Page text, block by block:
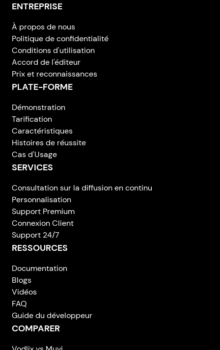
ENTREPRISE
À propos de nous
Politique de confidentialité
Conditions d'utilisation
Accord de l'éditeur
Prix et reconnaissances
PLATE-FORME
Démonstration
Tarification
Caractéristiques
Histoires de réussite
Cas d'Usage
SERVICES
Consultation sur la diffusion en continu
Personnalisation
Support Premium
Connexion Client
Support 24/7
RESSOURCES
Documentation
Blogs
Vidéos
FAQ
Guide du développeur
COMPARER